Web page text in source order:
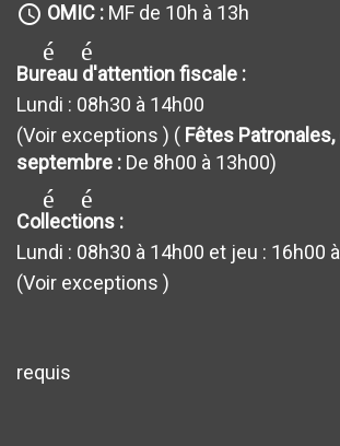
query_builder OMIC : MF de 10h à 13h
Bureau d'attention fiscale :
Lundi : 08h30 à 14h00
(Voir exceptions ) ( Fêtes Patronales,
septembre : De 8h00 à 13h00)
Collections :
Lundi : 08h30 à 14h00 et jeu : 16h00
(Voir exceptions )
requis